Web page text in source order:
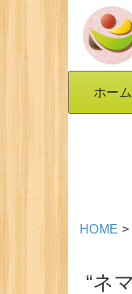
ホーム
HOME >
“ネ